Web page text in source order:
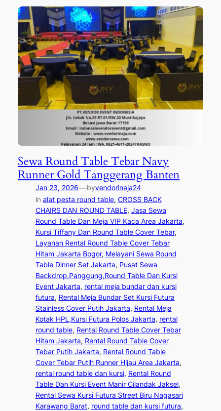
Sewa Round Table Tebar Navy
Runner Gold Tanggerang Banten
Jan 23, 2026—byvendorinaja24
in alat pesta round table, CROSS BACK
CHAIRS DAN ROUND TABLE, Jasa Sewa
Round Table Dan Meja VIP Kaca Area Jakarta
Kursi Tiffany Dan Round Table Cover Tebar
Layanan Rental Round Table Cover Tebar
Hitam Jakarta Bogor, Melayani Sewa Round
Table Dinner Set Jakarta, Pusat Sewa
Backdrop,Panggung,Round Table Dan Kursi
Event Jakarta, rental meja bundar dan kursi
futura, Rental Meja Bundar Set Kursi Futura
Stainless Cover Putih Jakarta, Rental Meja
Kotak HPL,Kursi Futura Polos Jakarta, rental
round table, Rental Round Table Cover Tebar
Hitam Jakarta, Rental Round Table Cover
Tebar Putih Jakarta, Rental Round Table
Cover Tebar Putih Runner Hijau Area Jakarta
rental round table dan kursi, Rental Round
Table Dan Kursi Event Manir Cilandak Jaksel
Rental Sewa Kursi Futura Street Biru Nagasari
Karawang Barat, round table dan kursi futura